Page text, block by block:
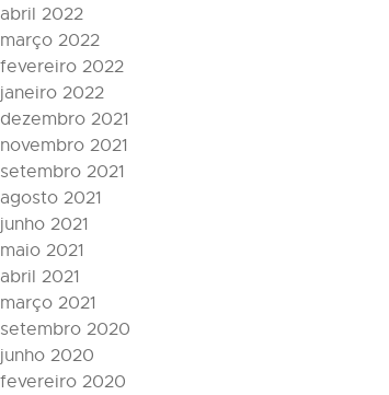
abril 2022
março 2022
fevereiro 2022
janeiro 2022
dezembro 2021
novembro 2021
setembro 2021
agosto 2021
junho 2021
maio 2021
abril 2021
março 2021
setembro 2020
junho 2020
fevereiro 2020